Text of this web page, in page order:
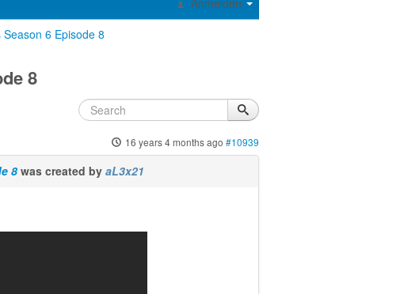
Anmelden
6 Episode 8
8
16 years 4 months ago #10939
8was created byaL3x21